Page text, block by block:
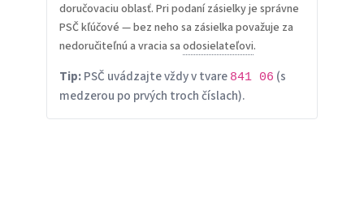
doručovaciu oblasť. Pri podaní zásielky je správne
PSČ kľúčové — bez neho sa zásielka považuje za
nedoručiteľnú a vracia sa odosielateľovi.
Tip:PSČ uvádzajte vždy v tvare 841 06 (s
medzerou po prvých troch číslach).